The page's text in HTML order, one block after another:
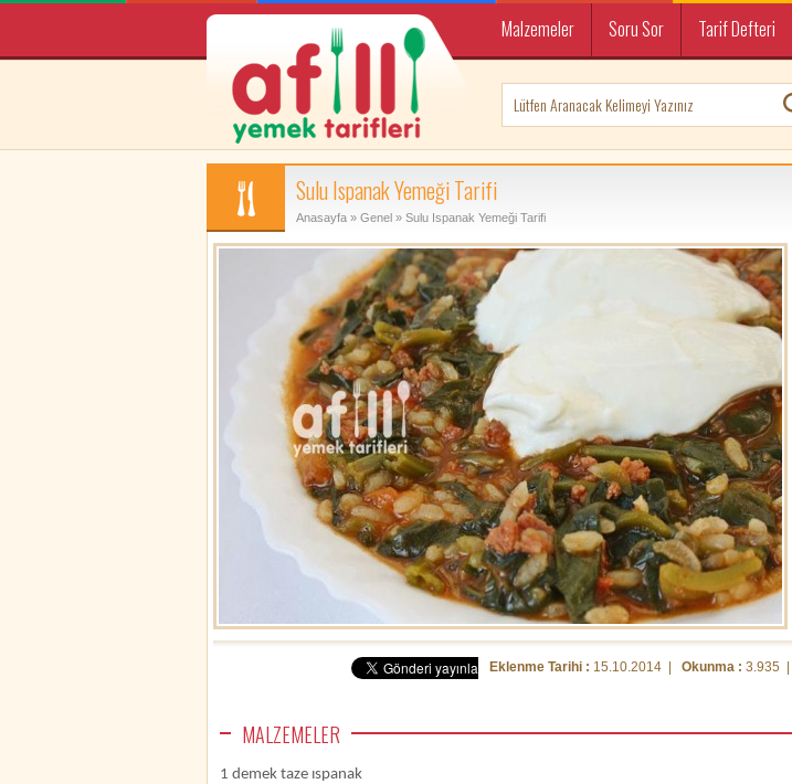
Malzemeler Soru Sor Tarif Defteri
Sulu Ispanak Yemeği Tarifi
Anasayfa » Genel » Sulu Ispanak Yemeği Tarifi
Eklenme Tarihi : 15.10.2014 | Okunma : 3.935 |
MALZEMELER
1 demek taze ıspanak